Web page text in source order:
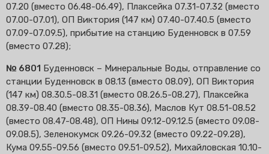
07.20 (вместо 06.48-06.49), Плаксейка 07.31-07.32 (вместо
07.00-07.01), ОП Виктория (147 км) 07.40-07.40.5 (вместо
07.09-07.09.5), прибытие на станцию Буденновск в 07.59
(вместо 07.28);
№ 6801 Буденновск – Минеральные Воды, отправление со
станции Буденновск в 08.13 (вместо 08.09), ОП Виктория
(147 км) 08.30.5-08.31 (вместо 08.26.5-08.27), Плаксейка
08.39-08.40 (вместо 08.35-08.36), Маслов Кут 08.51-08.52
(вместо 08.47-08.48), ОП Нины 09.12-09.12.5 (вместо 09.08-
09.08.5), Зеленокумск 09.26-09.32 (вместо 09.22-09.28),
Кума 09.55-09.56 (вместо 09.51-09.52), Михайловская 10.10-